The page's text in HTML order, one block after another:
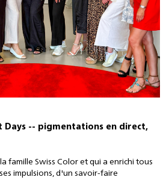
Days -- pigmentations en direct,
famille Swiss Color et qui a enrichi tous
impulsions, d'un savoir-faire